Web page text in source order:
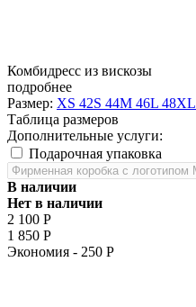
Комбидресс из вискозы
подробнее
Размер: XS 42S 44M 46L 48
Таблица размеров
Дополнительные услуги:
Подарочная упаковка
В наличии
Нет в наличии
2 100 Р
1 850 Р
Экономия - 250 Р